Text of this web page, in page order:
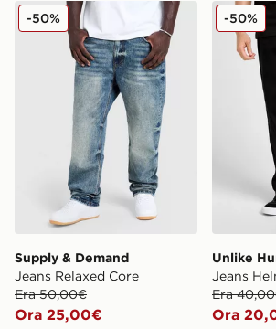
Supply & Demand Jeans Relaxed
Supply & Demand
Jeans Relaxed Core
Era 50,00€
Ora 25,00€
-50% Unlike
Unlike
Jeans
Era
Ora
-50%